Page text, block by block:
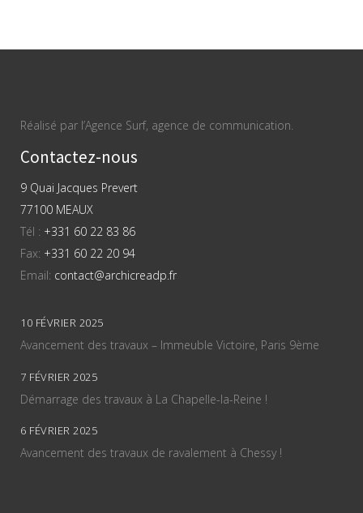
Réalisé par l’Agence Surf, agence de communication.
Contactez-nous
9 Quai Jacques Prevert
77100 MEAUX
Tél : +331 60 22 83 86
Fax: +331 60 22 20 94
Email: contact@archicreadp.fr
10 FÉVRIER 2025
Avancement des travaux – Immeuble Victoire, Paris 9ème
7 FÉVRIER 2025
Démarrage des travaux à La Chapelle-la-Reine !
6 FÉVRIER 2025
Avancement des travaux de ravalement à Chessy !